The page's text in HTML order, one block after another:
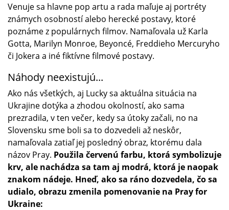
Venuje sa hlavne pop artu a rada maľuje aj portréty
známych osobností alebo herecké postavy, ktoré
poznáme z populárnych filmov. Namaľovala už Karla
Gotta, Marilyn Monroe, Beyoncé, Freddieho Mercuryho
či Jokera a iné fiktívne filmové postavy.
Náhody neexistujú...
Ako nás všetkých, aj Lucky sa aktuálna situácia na
Ukrajine dotýka a zhodou okolností, ako sama
prezradila, v ten večer, kedy sa útoky začali, no na
Slovensku sme boli sa to dozvedeli až neskôr,
namaľovala zatiaľ jej posledný obraz, ktorému dala
názov Pray. Použila červenú farbu, ktorá symbolizuje
krv, ale nachádza sa tam aj modrá, ktorá je naopak
znakom nádeje. Hneď, ako sa ráno dozvedela, čo sa
udialo, obrazu zmenila pomenovanie na Pray for
Ukraine: